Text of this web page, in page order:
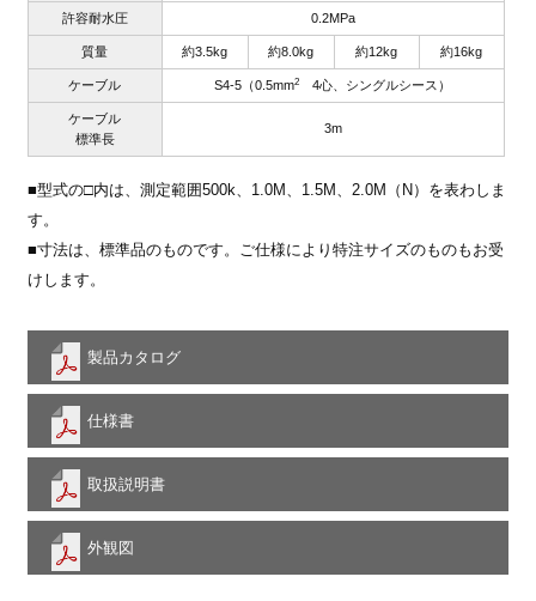
許容耐水圧 0.2MPa
質量 約3.5kg 約8.0kg 約12kg 約16kg
ケーブル S4-5（0.5mm2 4心、シングルシース）
ケーブル
標準長
3m
■型式の□内は、測定範囲500k、1.0M、1.5M、2.0M（N）を表わしま
す。
■寸法は、標準品のものです。ご仕様により特注サイズのものもお受
けします。
製品カタログ
仕様書
取扱説明書
外観図